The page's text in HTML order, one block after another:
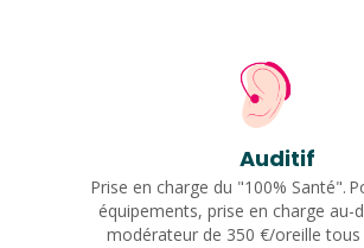
Auditif
Prise en charge du "100% Santé".
équipements, prise en charge au-
modérateur de 350 €/oreille tous